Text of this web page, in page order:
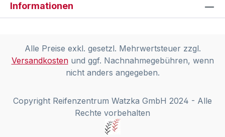
Informationen
Alle Preise exkl. gesetzl. Mehrwertsteuer zzgl.
Versandkostenund ggf. Nachnahmegebühren, wenn
nicht anders angegeben.
Copyright Reifenzentrum Watzka GmbH 2024 - Alle
Rechte vorbehalten